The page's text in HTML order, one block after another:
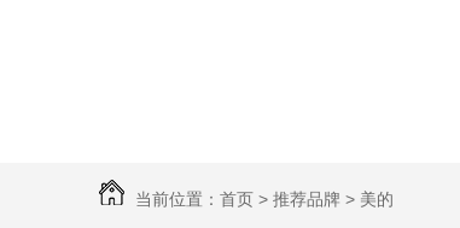
当前位置： 首页 > 推荐品牌 > 美的